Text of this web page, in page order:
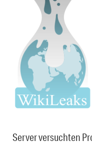
Server versuchten